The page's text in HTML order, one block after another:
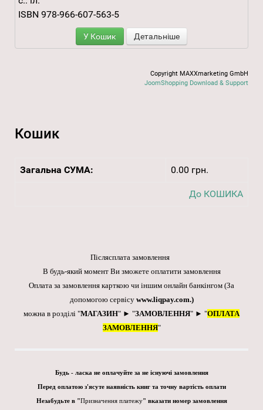
ISBN 978-966-607-563-5
У Кошик Детальніше
Copyright MAXXmarketing GmbH
JoomShopping Download & Support
Кошик
Загальна СУМА: 0.00 грн.
До КОШИКА
Післясплата замовлення
В будь-який момент Ви зможете оплатити замовлення
Оплата за замовлення карткою чи іншим онлайн банкінгом (За
допомогою сервісу www.liqpay.com.)
можна в розділі "МАГАЗИН" ► "ЗАМОВЛЕННЯ" ► "ОПЛАТА
ЗАМОВЛЕННЯ"
Будь - ласка не оплачуйте за не існуючі замовлення
Перед оплатою з'ясуте наявність книг та точну вартість оплати
Незабудьте в "Призначення платежу" вказати номер замовлення